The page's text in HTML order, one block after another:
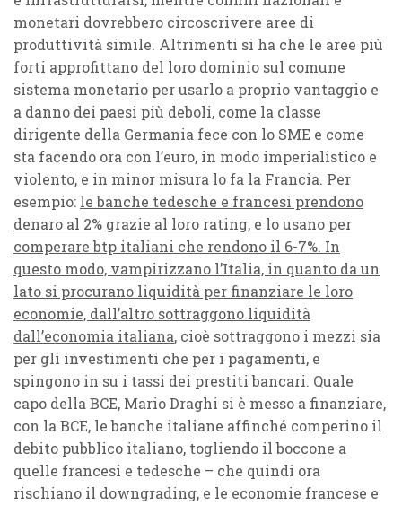
monetari dovrebbero circoscrivere aree di
produttività simile. Altrimenti si ha che le aree più
forti approfittano del loro dominio sul comune
sistema monetario per usarlo a proprio vantaggio e
a danno dei paesi più deboli, come la classe
dirigente della Germania fece con lo SME e come
sta facendo ora con l’euro, in modo imperialistico e
violento, e in minor misura lo fa la Francia. Per
esempio: le banche tedesche e francesi prendono
denaro al 2% grazie al loro rating, e lo usano per
comperare btp italiani che rendono il 6-7%. In
questo modo, vampirizzano l’Italia, in quanto da un
lato si procurano liquidità per finanziare le loro
economie, dall’altro sottraggono liquidità
dall’economia italiana, cioè sottraggono i mezzi sia
per gli investimenti che per i pagamenti, e
spingono in su i tassi dei prestiti bancari. Quale
capo della BCE, Mario Draghi si è messo a finanziare,
con la BCE, le banche italiane affinché comperino il
debito pubblico italiano, togliendo il boccone a
quelle francesi e tedesche – che quindi ora
rischiano il downgrading, e le economie francese e